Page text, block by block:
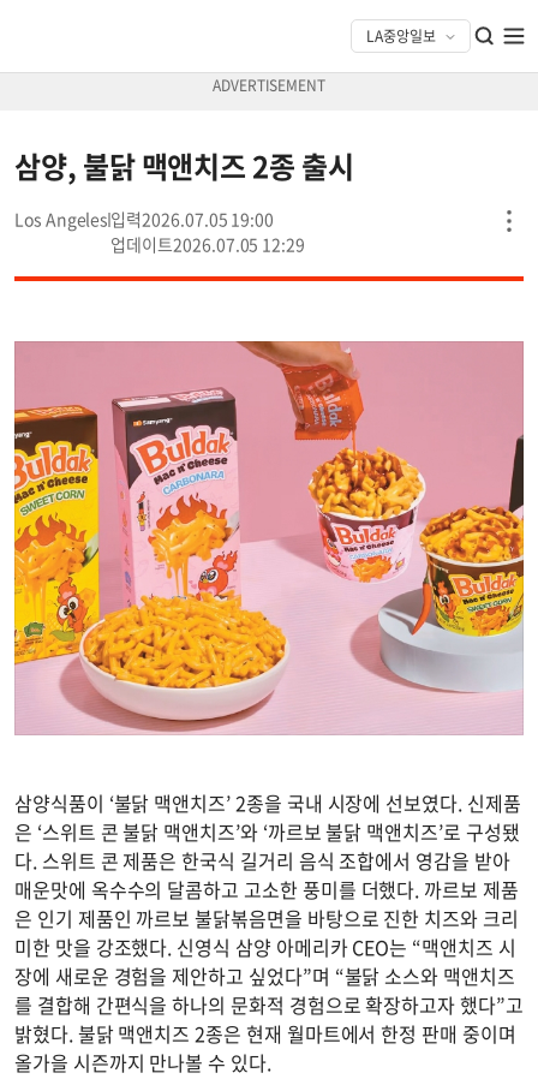
삼양, 불닭 맥앤치즈 2종 출시
Los Angeles
2026.07.05 19:00
2026.07.05 12:29
삼양식품이 ‘불닭 맥앤치즈’ 2종을 국내 시장에 선보였다. 신제품
은 ‘스위트 콘 불닭 맥앤치즈’와 ‘까르보 불닭 맥앤치즈’로 구성됐
다. 스위트 콘 제품은 한국식 길거리 음식 조합에서 영감을 받아
매운맛에 옥수수의 달콤하고 고소한 풍미를 더했다. 까르보 제품
은 인기 제품인 까르보 불닭볶음면을 바탕으로 진한 치즈와 크리
미한 맛을 강조했다. 신영식 삼양 아메리카 CEO는 “맥앤치즈 시
장에 새로운 경험을 제안하고 싶었다”며 “불닭 소스와 맥앤치즈
를 결합해 간편식을 하나의 문화적 경험으로 확장하고자 했다”고
밝혔다. 불닭 맥앤치즈 2종은 현재 월마트에서 한정 판매 중이며
올가을 시즌까지 만나볼 수 있다.